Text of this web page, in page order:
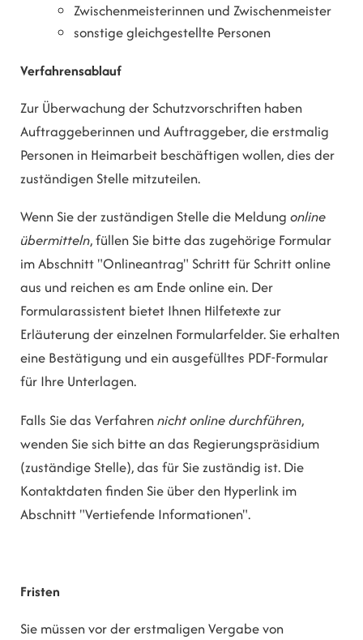
Zwischenmeisterinnen und Zwischenmeister
sonstige gleichgestellte Personen
Verfahrensablauf
Zur Überwachung der Schutzvorschriften haben
Auftraggeberinnen und Auftraggeber, die erstmalig
Personen in Heimarbeit beschäftigen wollen, dies der
zuständigen Stelle mitzuteilen.
Wenn Sie der zuständigen Stelle die Meldung online
übermitteln, füllen Sie bitte das zugehörige Formular
im Abschnitt "Onlineantrag" Schritt für Schritt online
aus und reichen es am Ende online ein. Der
Formularassistent bietet Ihnen Hilfetexte zur
Erläuterung der einzelnen Formularfelder. Sie erhalten
eine Bestätigung und ein ausgefülltes PDF-Formular
für Ihre Unterlagen.
Falls Sie das Verfahrennicht online durchführen,
wenden Sie sich bitte an das Regierungspräsidium
(zuständige Stelle), das für Sie zuständig ist. Die
Kontaktdaten finden Sie über den Hyperlink im
Abschnitt "Vertiefende Informationen".
Fristen
Sie müssen vor der erstmaligen Vergabe von